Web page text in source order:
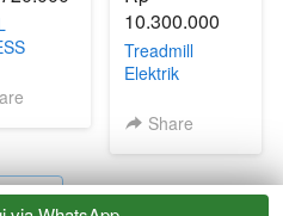
10.300.000
Treadmill
Elektrik
Incline Neorun
Bandung
Share